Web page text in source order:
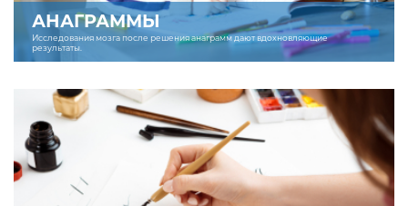
АНАГРАММЫ
Исследования мозга после решения анаграмм дают вдохновляющие
результаты.